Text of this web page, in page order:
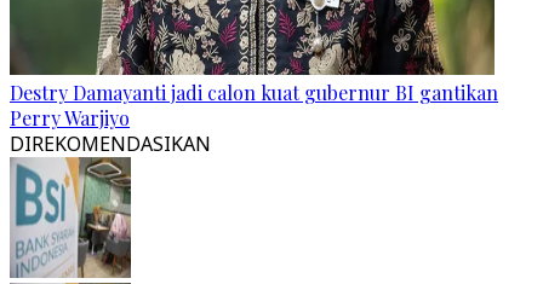
Destry Damayanti jadi calon kuat gubernur BI gantikan
Perry Warjiyo
DIREKOMENDASIKAN